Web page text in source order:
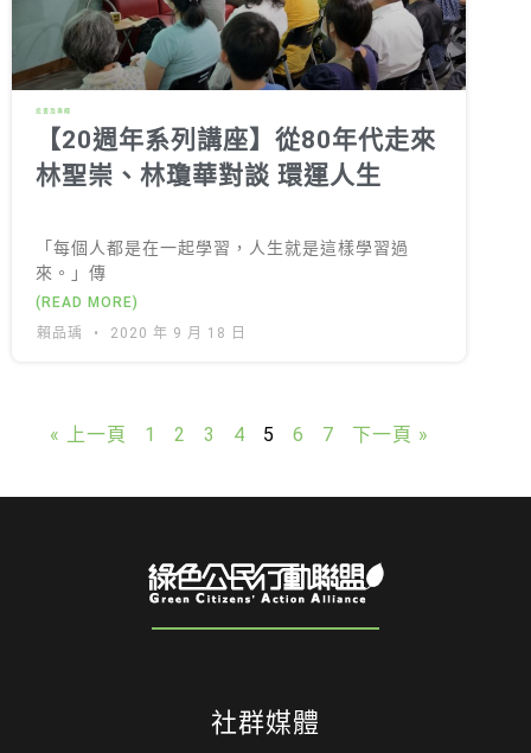
投書及專欄
【20週年系列講座】從80年代走來
林聖崇、林瓊華對談 環運人生
「每個人都是在一起學習，人生就是這樣學習過
來。」傳
(READ MORE)
賴品瑀
2020 年 9 月 18 日
« 上一頁 1 2 3 4 5 6 7 下一頁 »
社群媒體